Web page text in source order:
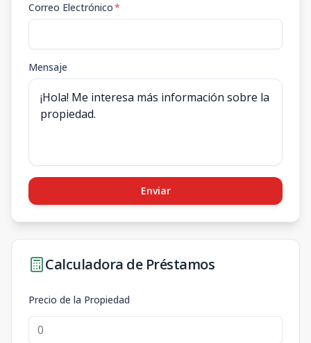
Correo Electrónico*
Mensaje
Enviar
Calculadora de Préstamos
Precio de la Propiedad